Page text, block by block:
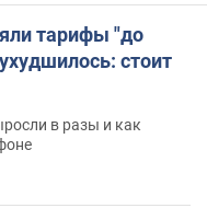
тарифы "до
стоит
в разы и как